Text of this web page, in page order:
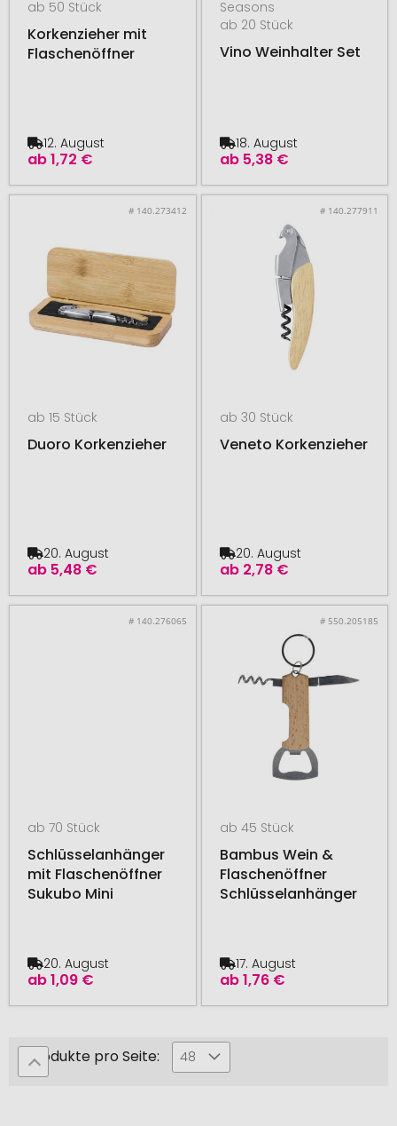
ab 50 Stück
Korkenzieher mit
Flaschenöffner
ab1,72 €
12. August
Seasons
ab 20 Stück
Vino Weinhalter Set
ab 5,38 €
18. August
# 140.273412
ab 15 Stück
Duoro Korkenzieher
ab 5,48 €
20. August
# 140.277911
ab 30 Stück
Veneto Korkenzieher
ab 2,78 €
20. August
# 140.276065
ab 70 Stück
Schlüsselanhänger
mit Flaschenöffner
Sukubo Mini
ab1,09 €
20. August
# 550.205185
ab 45 Stück
Bambus Wein &
Flaschenöffner
Schlüsselanhänger
ab1,76 €
17. August
Produkte pro Seite: 48